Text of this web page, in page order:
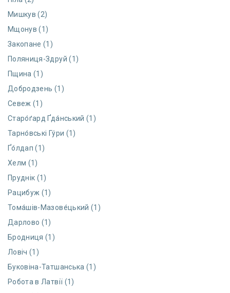
Мишкув (2)
Мщонув (1)
Закопане (1)
Поляниця-Здруй (1)
Пщина (1)
Добродзень (1)
Севеж (1)
Старо́ґард Ґда́нський (1)
Тарно́вські Гу́ри (1)
Ґо́лдап (1)
Хелм (1)
Пруднік (1)
Рацибуж (1)
Тома́шів-Мазове́цький (1)
Дарлово (1)
Бродниця (1)
Ловіч (1)
Буковіна-Татшанська (1)
Робота в Латвії (1)